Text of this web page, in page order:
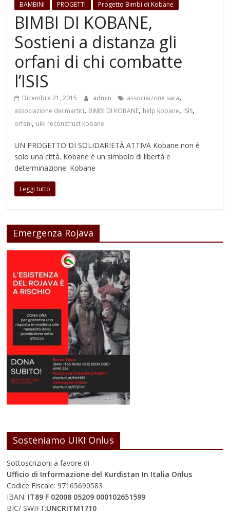
BAMBINI PROGETTI Progetto Bimbi di Kobane
BIMBI DI KOBANE,
Sostieni a distanza gli
orfani di chi combatte
l’ISIS
Dicembre 21, 2015 admin associaizone sara,
associazione dei martiri, BIMBI DI KOBANE, help kobane, ISIS,
orfani, uiki reconstruct kobane
UN PROGETTO DI SOLIDARIETÀ ATTIVA Kobane non è
solo una città. Kobane è un simbolo di libertà e
determinazione. Kobane
Leggi tutto
Emergenza Rojava
Sosteniamo UIKI Onlus
Sottoscrizioni a favore di
Ufficio di Informazione del Kurdistan In Italia Onlus
Codice Fiscale: 97165690583
IBAN: IT89 F 02008 05209 000102651599
BIC/ SWIFT:UNCRITM1710